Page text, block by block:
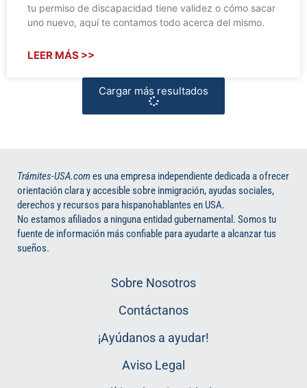
tu permiso de discapacidad tiene validez o cómo sacar
uno nuevo, aquí te contamos todo acerca del mismo.
LEER MÁS >>
Cargar más resultados
Trámites-USA.comes una empresa independiente dedicada a ofrecer
orientación clara y accesible sobre inmigración, ayudas sociales,
derechos y recursos para hispanohablantes en USA.
No estamos afiliados a ninguna entidad gubernamental. Somos tu
fuente de información más confiable para ayudarte a alcanzar tus
sueños.
Sobre Nosotros
Contáctanos
¡Ayúdanos a ayudar!
Aviso Legal